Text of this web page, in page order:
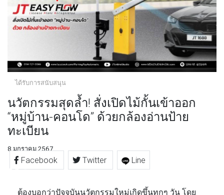
ได้รับการสนับสนุน
นวัตกรรมสุดล้ำ! สั่งเปิดไม้กั้นเข้าออก
“หมู่บ้าน-คอนโด” ด้วยกล้องอ่านป้าย
ทะเบียน
8 มกราคม 2567
Facebook Twitter Line
ต้องบอกว่าปัจจุบันนวัตกรรมใหม่เกิดขึ้นทุกๆ วัน โดย